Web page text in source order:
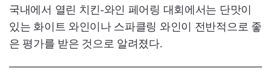
국내에서 열린 치킨-와인 페어링 대회에서는 단맛이
있는 화이트 와인이나 스파클링 와인이 전반적으로 좋
은 평가를 받은 것으로 알려졌다.